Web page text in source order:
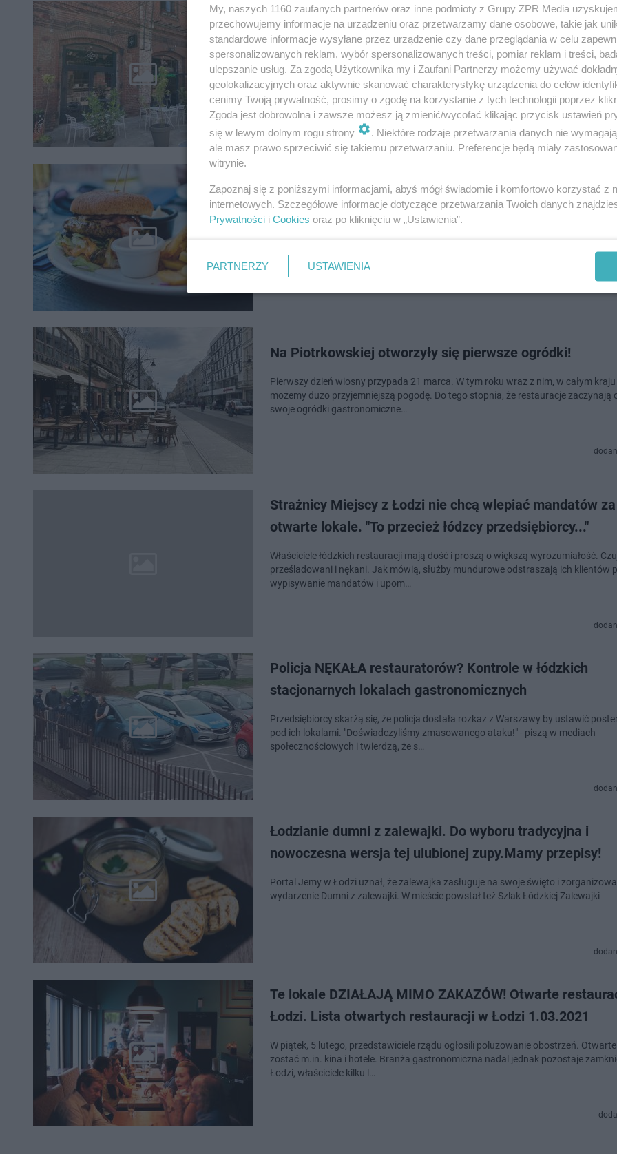
Co doszło do kulinarnej mapy miasta?
W Łodzi restauracji jest mnóstwo. Mamy do wyboru praktycznie wszystko: od
przez kuchnię polską, włoską, japońską, po wegetariańską i wegańską. W
jednak otworzyło się kilka no…
Najlepsze restauracje wg TripAdvisor
Każdy lubi smacznie zjeść. Niestety, nie zawsze się to udaje. Zdarza się, że lokale
Na Piotrkowskiej otworzyły się pierwsze ogródki!
Pierwszy dzień wiosny przypada 21 marca. W tym roku wraz z nim, w całym
możemy dużo przyjemniejszą pogodę. Do tego stopnia, że restauracje zaczynają
swoje ogródki gastronomiczne…
Strażnicy Miejscy z Łodzi nie chcą wlepiać mandatów za
otwarte lokale. "To przecież łódzcy przedsiębiorcy..."
Właściciele łódzkich restauracji mają dość i proszą o większą wyrozumiałość.
prześladowani i nękani. Jak mówią, służby mundurowe odstraszają ich klientów
wypisywanie mandatów i upom…
Policja NĘKAŁA restauratorów? Kontrole w łódzkich
stacjonarnych lokalach gastronomicznych
Przedsiębiorcy skarżą się, że policja dostała rozkaz z Warszawy by ustawić
pod ich lokalami. "Doświadczyliśmy zmasowanego ataku!" - piszą w mediach
społecznościowych i twierdzą, że s…
Łodzianie dumni z zalewajki. Do wyboru tradycyjna i
nowoczesna wersja tej ulubionej zupy.Mamy przepisy!
Portal Jemy w Łodzi uznał, że zalewajka zasługuje na swoje święto i
wydarzenie Dumni z zalewajki. W mieście powstał też Szlak Łódzkiej Zalewajki
Te lokale DZIAŁAJĄ MIMO ZAKAZÓW! Otwarte
Łodzi. Lista otwartych restauracji w Łodzi 1.03.2021
W piątek, 5 lutego, przedstawiciele rządu ogłosili poluzowanie obostrzeń.
zostać m.in. kina i hotele. Branża gastronomiczna nadal jednak pozostaje
Łodzi, właściciele kilku l…
My, naszych 1160 zaufanych partnerów oraz inne podmioty z Grupy ZPR Media
przechowujemy informacje na urządzeniu oraz przetwarzamy dane osobowe, takie jak
standardowe informacje wysyłane przez urządzenie czy dane przeglądania w celu
spersonalizowanych reklam, wybór spersonalizowanych treści, pomiar reklam i treści,
ulepszanie usług. Za zgodą Użytkownika my i Zaufani Partnerzy możemy używać
geolokalizacyjnych oraz aktywnie skanować charakterystykę urządzenia do celów
cenimy Twoją prywatność, prosimy o zgodę na korzystanie z tych technologii poprzez
Zgoda jest dobrowolna i zawsze możesz ją zmienić/wycofać klikając przycisk ustawień
się w lewym dolnym rogu strony
. Niektóre rodzaje przetwarzania danych nie
ale masz prawo sprzeciwić się takiemu przetwarzaniu. Preferencje będą miały
witrynie.
Zapoznaj się z poniższymi informacjami, abyś mógł świadomie i komfortowo korzystać z
internetowych. Szczegółowe informacje dotyczące przetwarzania Twoich danych
Prywatności i Cookies oraz po kliknięciu w „Ustawienia”.
PARTNERZY USTAWIENIA